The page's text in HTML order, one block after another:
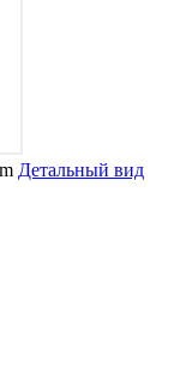
Детальный вид